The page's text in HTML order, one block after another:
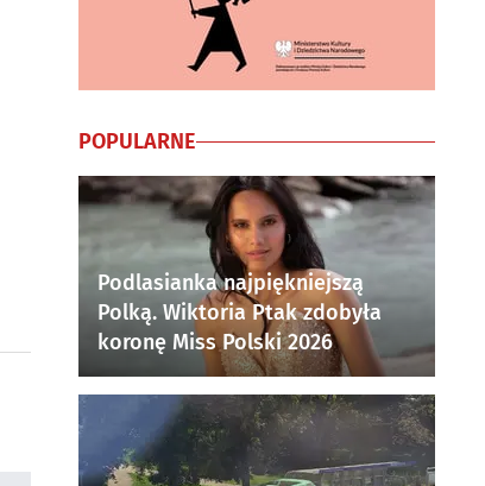
POPULARNE
Podlasianka najpiękniejszą
Polką. Wiktoria Ptak zdobyła
koronę Miss Polski 2026